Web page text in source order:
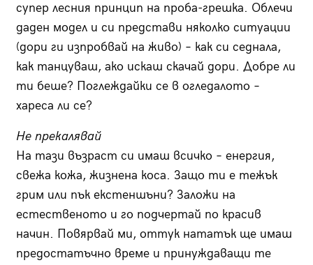
супер лесния принцип на проба-грешка. Облечи
даден модел и си представи няколко ситуации
(дори ги изпробвай на живо) – как си седнала,
как танцуваш, ако искаш скачай дори. Добре ли
ти беше? Поглеждайки се в огледалото –
хареса ли се?
Не прекалявай
На тази възраст си имаш всичко – енергия,
свежа кожа, жизнена коса. Защо ти е тежък
грим или пък екстеншъни? Заложи на
естественото и го подчертай по красив
начин. Повярвай ми, оттук нататък ще имаш
предостатъчно време и принуждаващи те